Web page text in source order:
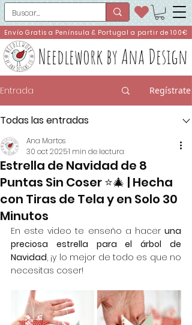
Needlework by Ana Design
Envío Gratis a Península & Portugal a partir de 100€
Entrada Regístrate
Todas las entradas
Estrella de Navidad de 8
Puntas Sin Coser ⭐🎄 | Hecha
con Tiras de Tela y en Solo 30
Minutos
Ana Martos
30 oct 20251 min de lectura
En este video te enseño a hacer una
preciosa estrella para el árbol de
Navidad, ¡y lo mejor de todo es que no
necesitas coser!